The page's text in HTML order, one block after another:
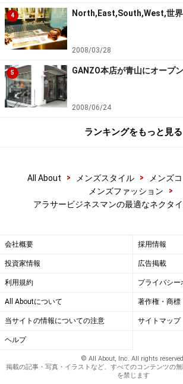
ザラッとしたウール混紡のネクタイは
ーンノットであっても緩みづらくなり
があるネクタイをセミウインザーノッ
結び目のボリュームが増え不格好に仕
のです。ネクタイの厚み・質感によっ
トが最適と言えます。
タイ
左画像は見る角度によって光沢色が変わる
イ。また、右画像はウール混紡のネクタイ
言われていたレジメンタルストライプ以外
が増えている。
ビジネスファッションのカジュアル化
のバリエーションも増えました。3種
4 North,East,South,West,世
2008/03/28
5 GANZO本店が青山にオープン
2008/06/24
ランキングをもっと見る
All About > メンズスタイル > メンズ
メンズファッション
>
アラサービジネスマンの最適なネクタ
会社概要 採用情報
投資家情報 広告掲載
利用規約 プライバシー
All Aboutについて 著作権・商標
当サイトの情報についての注意 サイトマップ
ヘルプ
© All About, Inc. All rights
掲載の記事・写真・イラストなど、すべてのコンテンツの
を禁じます